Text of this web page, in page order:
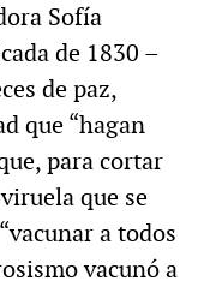
Sofía
de 1830 –
de paz,
que “hagan
para cortar
que se
a todos
vacunó a